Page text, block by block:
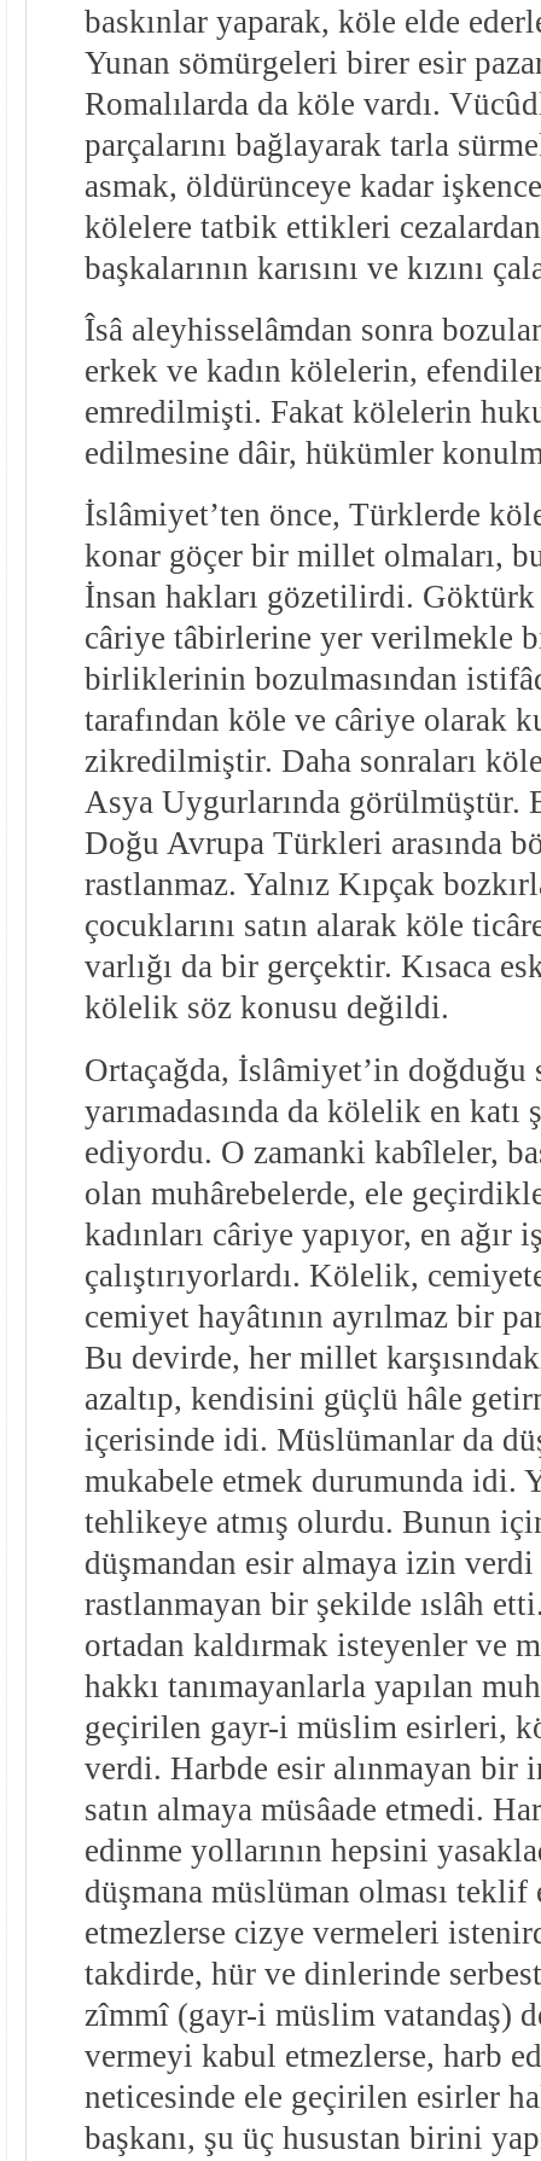
baskınlar yaparak, köle elde
Yunan sömürgeleri birer esir
Romalılarda da köle vardı.
parçalarını bağlayarak tarla
asmak, öldürünceye kadar
kölelere tatbik ettikleri
başkalarının karısını ve kızını
Îsâ aleyhisselâmdan sonra
erkek ve kadın kölelerin,
emredilmişti. Fakat kölelerin
edilmesine dâir, hükümler
İslâmiyet’ten önce, Türklerde
konar göçer bir millet olmaları,
İnsan hakları gözetilirdi.
câriye tâbirlerine yer verilmekle
birliklerinin bozulmasından
tarafından köle ve câriye olarak
zikredilmiştir. Daha sonraları
Asya Uygurlarında görülmüştür.
Doğu Avrupa Türkleri arasında
rastlanmaz. Yalnız Kıpçak
çocuklarını satın alarak köle
varlığı da bir gerçektir. Kısaca
kölelik söz konusu değildi.
Ortaçağda, İslâmiyet’in doğduğu
yarımadasında da kölelik en
ediyordu. O zamanki kabîleler,
olan muhârebelerde, ele
kadınları câriye yapıyor, en ağır
çalıştırıyorlardı. Kölelik,
cemiyet hayâtının ayrılmaz bir
Bu devirde, her millet
azaltıp, kendisini güçlü hâle
içerisinde idi. Müslümanlar da
mukabele etmek durumunda idi.
tehlikeye atmış olurdu. Bunun
düşmandan esir almaya izin
rastlanmayan bir şekilde ıslâh
ortadan kaldırmak isteyenler ve
hakkı tanımayanlarla yapılan
geçirilen gayr-i müslim esirleri,
verdi. Harbde esir alınmayan bir
satın almaya müsâade etmedi.
edinme yollarının hepsini
düşmana müslüman olması
etmezlerse cizye vermeleri
takdirde, hür ve dinlerinde
zîmmî (gayr-i müslim vatandaş)
vermeyi kabul etmezlerse, harb
neticesinde ele geçirilen esirler
başkanı, şu üç husustan birini